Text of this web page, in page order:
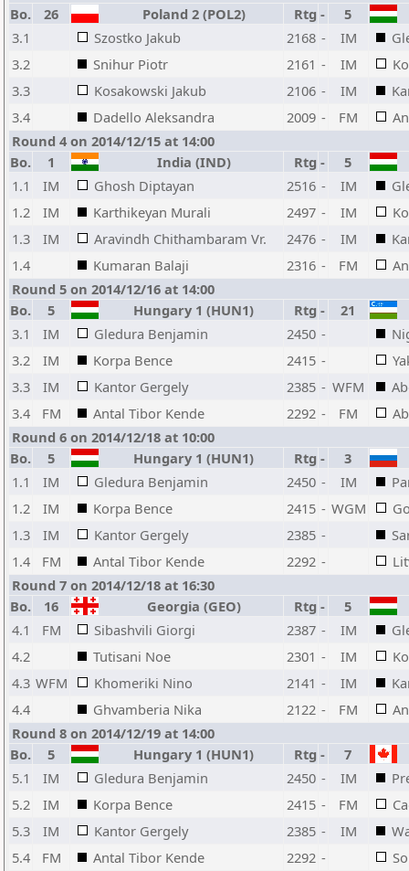
Bo.
26 Poland 2 (POL2) Rtg -
5
3.1
Szostko Jakub 2168 - IM
3.2
Snihur Piotr 2161 - IM
3.3
Kosakowski Jakub 2106 - IM
3.4
Dadello Aleksandra 2009 - FM
Round 4 on 2014/12/15 at 14:00
Bo.
1 India (IND) Rtg -
5
1.1
IM Ghosh Diptayan 2516 - IM
1.2
IM Karthikeyan Murali 2497 - IM
1.3
IM Aravindh Chithambaram Vr. 2476 - IM
1.4
Kumaran Balaji 2316 - FM
Round 5 on 2014/12/16 at 14:00
Bo.
5 Hungary 1 (HUN1) Rtg -
21
3.1
IM Gledura Benjamin 2450 -
3.2
IM Korpa Bence 2415 -
3.3
IM Kantor Gergely 2385 - WFM
3.4
FM Antal Tibor Kende 2292 - FM
Round 6 on 2014/12/18 at 10:00
Bo.
5 Hungary 1 (HUN1) Rtg -
3
1.1
IM Gledura Benjamin 2450 - IM
1.2
IM Korpa Bence 2415 - WGM
1.3
IM Kantor Gergely 2385 -
1.4
FM Antal Tibor Kende 2292 -
Round 7 on 2014/12/18 at 16:30
Bo.
16 Georgia (GEO) Rtg -
5
4.1
FM Sibashvili Giorgi 2387 - IM
4.2
Tutisani Noe 2301 - IM
4.3 WFM Khomeriki Nino 2141 - IM
4.4
Ghvamberia Nika 2122 - FM
Round 8 on 2014/12/19 at 14:00
Bo.
5 Hungary 1 (HUN1) Rtg -
7
5.1
IM Gledura Benjamin 2450 - IM
5.2
IM Korpa Bence 2415 - FM
5.3
IM Kantor Gergely 2385 - IM
5.4
FM Antal Tibor Kende 2292 -